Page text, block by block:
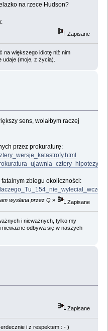
na rzece Hudson?
Zapisane
na większego idiotę niż nim
(moje, z życia).
sens, wolałbym raczej
przez prokuraturę:
fatalnym zbiegu okoliczności:
wysłana przez Q » Zapisane
i nieważnych, tylko my
nieważne odbywa się w naszych
Zapisane
i z respektem : - )